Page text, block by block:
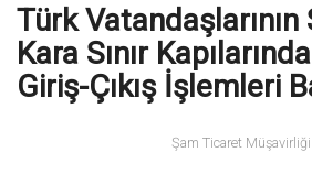
Türk Vatandaşlarının
Kara Sınır
Giriş-Çıkış İşlemleri
Şam Ticaret Müşavirliği